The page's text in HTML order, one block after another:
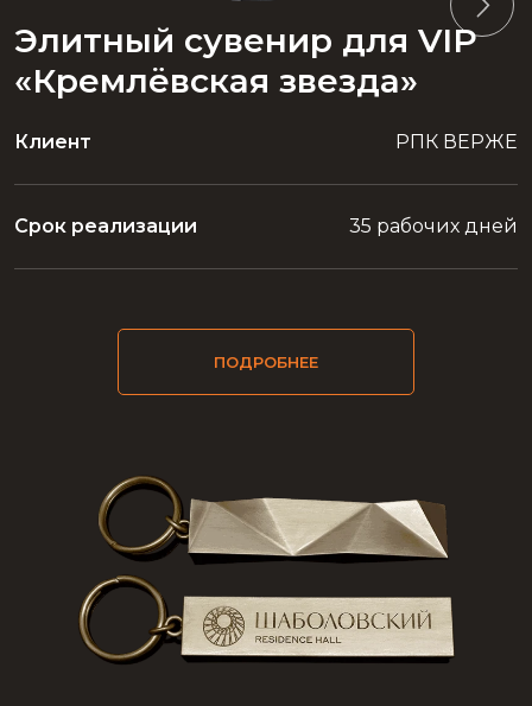
Элитный сувенир для VIP
«Кремлёвская звезда»
Клиент РПК ВЕРЖЕ
Срок реализации 35 рабочих дней
ПОДРОБНЕЕ